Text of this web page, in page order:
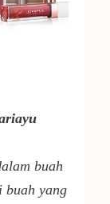
buah
buah yang